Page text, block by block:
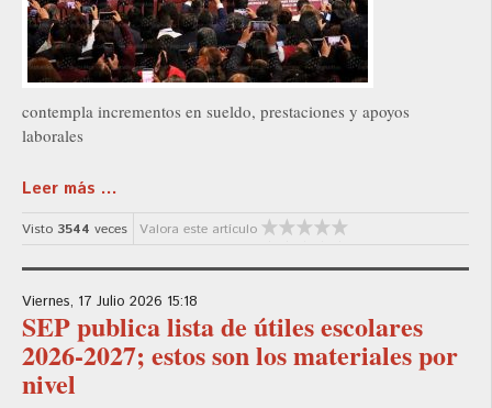
contempla incrementos en sueldo, prestaciones y apoyos
laborales
Leer más ...
Visto 3544 veces Valora este artículo
Viernes, 17 Julio 2026 15:18
SEP publica lista de útiles escolares
2026-2027; estos son los materiales por
nivel